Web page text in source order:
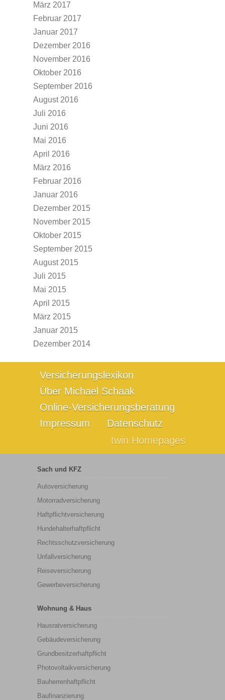
März 2017
Februar 2017
Januar 2017
Dezember 2016
November 2016
Oktober 2016
September 2016
August 2016
Juli 2016
Juni 2016
Mai 2016
April 2016
März 2016
Februar 2016
Januar 2016
Dezember 2015
November 2015
Oktober 2015
September 2015
August 2015
Juli 2015
Mai 2015
April 2015
März 2015
Januar 2015
Dezember 2014
Versicherungslexikon
Über Michael Schaak
Online-Versicherungsberatung
Impressum
Datenschutz
twin Homepages
Sach und KFZ
Autoversicherung
Motorradversicherung
Haftpflichtversicherung
Hundehalterhaftpflicht
Rechtsschutzversicherung
Unfallversicherung
Reiseversicherung
Gewerbeversicherung
Wohnung & Haus
Hausratversicherung
Gebäudeversicherung
Grundbesitzerhaftpflicht
Photovoltaikversicherung
Bauherrenhaftpflicht
Baufinanzierung